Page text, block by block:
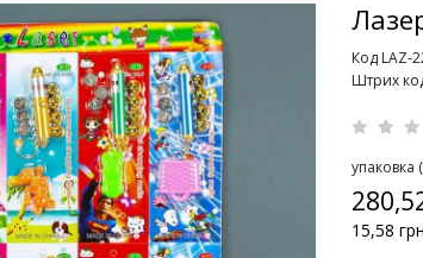
Код LAZ-
Штрих
упаковка
15,58